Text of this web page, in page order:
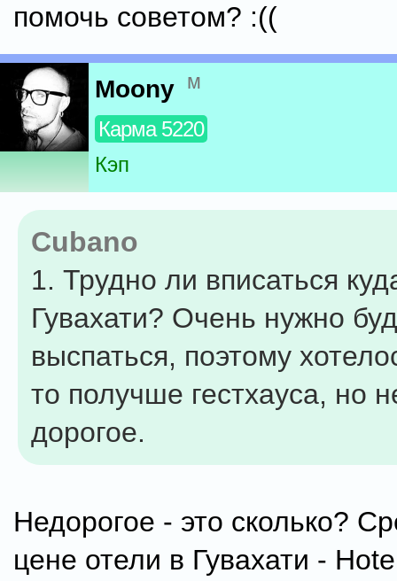
помочь советом? :((
Moony м
Карма 5220
Кэп
Cubano
1. Трудно ли вписаться
Гувахати? Очень нужно
выспаться, поэтому
то получше гестхауса, но
дорогое.
Недорогое - это сколько?
цене отели в Гувахати -